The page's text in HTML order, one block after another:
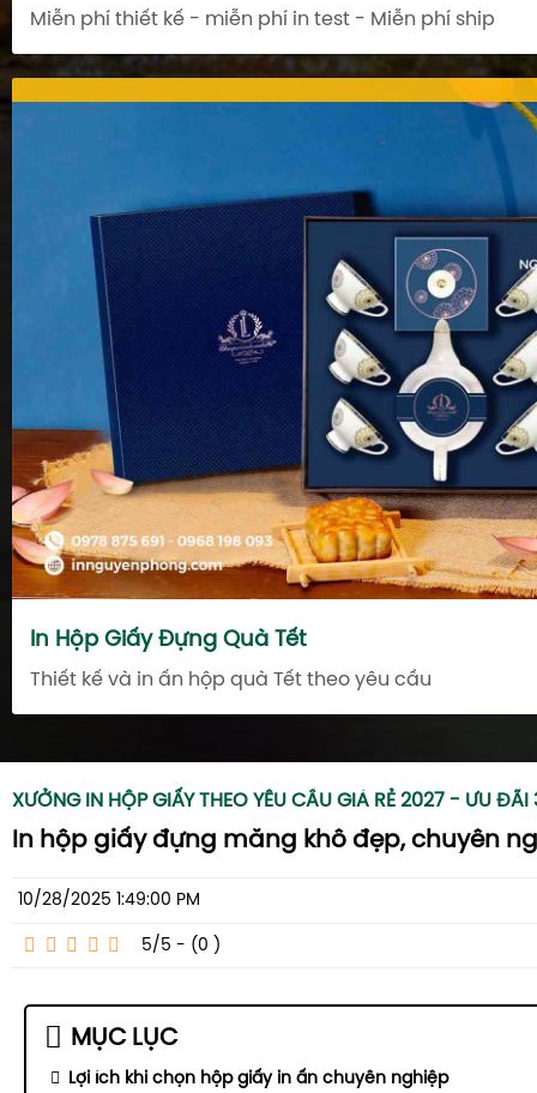
Miễn phí thiết kế - miễn phí in test - Miễn phí ship
In Hộp Giấy Đựng Quà Tết
Thiết kế và in ấn hộp quà Tết theo yêu cầu
XƯỞNG IN HỘP GIẤY THEO YÊU CẦU GIÁ RẺ 2027 - ƯU ĐÃI
In hộp giấy đựng măng khô đẹp, chuyên
10/28/2025 1:49:00 PM
5/5 - (0 )
MỤC LỤC
Lợi ích khi chọn hộp giấy in ấn chuyên nghiệp